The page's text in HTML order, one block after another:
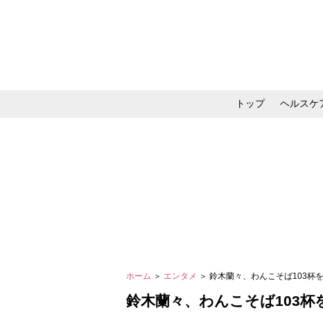
トップ ヘルスケ
ホーム ＞ エンタメ ＞ 鈴木蘭々、わんこそば103杯を
鈴木蘭々、わんこそば103杯